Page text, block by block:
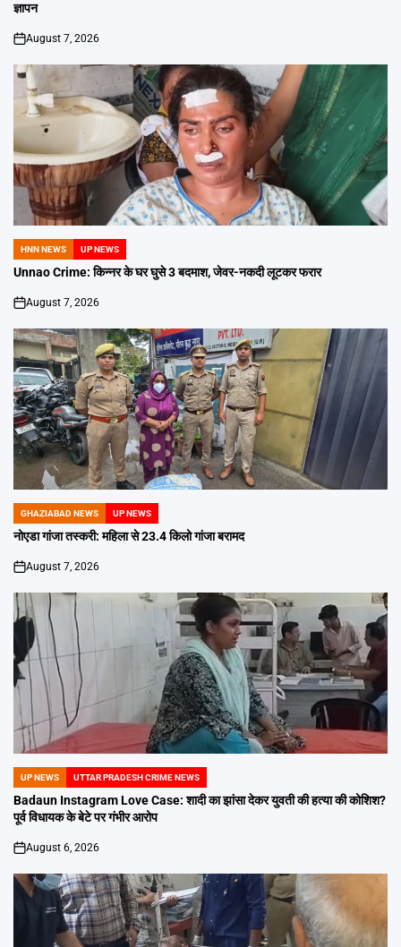
ज्ञापन
on
August 7, 2026
POSTED
IN
HNN NEWS UP NEWS
Unnao Crime: किन्नर के घर घुसे 3 बदमाश, जेवर-नकदी लूटकर फरार
on
August 7, 2026
POSTED
IN
GHAZIABAD NEWS UP NEWS
नोएडा गांजा तस्करी: महिला से 23.4 किलो गांजा बरामद
on
August 7, 2026
POSTED
IN
UP NEWS UTTAR PRADESH CRIME NEWS
Badaun Instagram Love Case: शादी का झांसा देकर युवती की हत्या की कोशिश?
पूर्व विधायक के बेटे पर गंभीर आरोप
on
August 6, 2026